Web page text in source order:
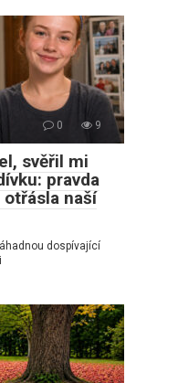
0 9
svěřil mi
pravda
naší
dospívající